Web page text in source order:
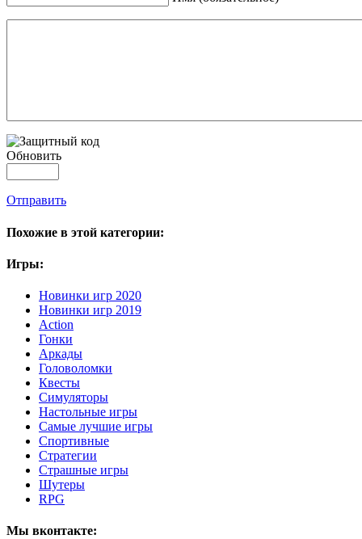
Обновить
Отправить
Похожие в этой категории:
Игры:
Новинки игр 2020
Новинки игр 2019
Action
Гонки
Аркады
Головоломки
Квесты
Симуляторы
Настольные игры
Самые лучшие игры
Спортивные
Стратегии
Страшные игры
Шутеры
RPG
Мы вконтакте: